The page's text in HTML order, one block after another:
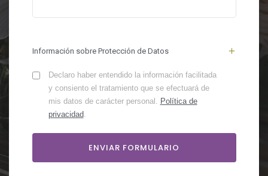
Información sobre Protección de Datos
Declaro haber entendido la información facilitada
y consiento el tratamiento que se efectuará de
mis datos de carácter personal. Política de
privacidad.